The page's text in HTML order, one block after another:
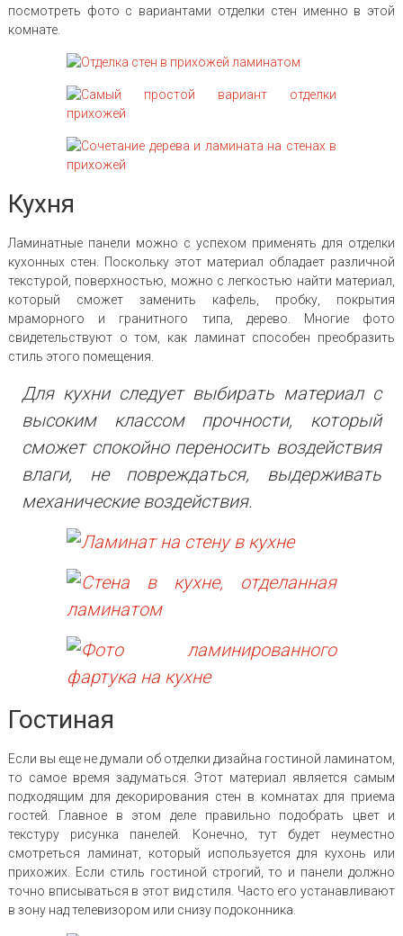
посмотреть фото с вариантами отделки стен именно в этой
комнате.
Кухня
Ламинатные панели можно с успехом применять для отделки
кухонных стен. Поскольку этот материал обладает различной
текстурой, поверхностью, можно с легкостью найти материал,
который сможет заменить кафель, пробку, покрытия
мраморного и гранитного типа, дерево. Многие фото
свидетельствуют о том, как ламинат способен преобразить
стиль этого помещения.
Для кухни следует выбирать материал с
высоким классом прочности, который
сможет спокойно переносить воздействия
влаги, не повреждаться, выдерживать
механические воздействия.
Гостиная
Если вы еще не думали об отделки дизайна гостиной ламинатом,
то самое время задуматься. Этот материал является самым
подходящим для декорирования стен в комнатах для приема
гостей. Главное в этом деле правильно подобрать цвет и
текстуру рисунка панелей. Конечно, тут будет неуместно
смотреться ламинат, который используется для кухонь или
прихожих. Если стиль гостиной строгий, то и панели должно
точно вписываться в этот вид стиля. Часто его устанавливают
в зону над телевизором или снизу подоконника.